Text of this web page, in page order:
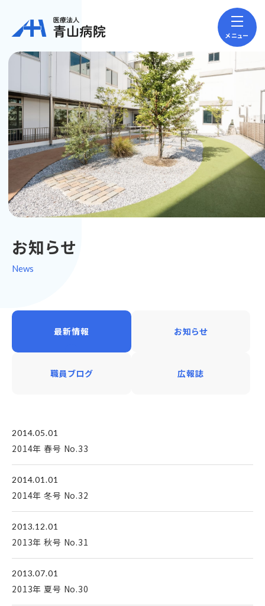
メニュー
お知らせ
News
最新情報 お知らせ
職員ブログ 広報誌
2014.05.01
2014年 春号 No.33
2014.01.01
2014年 冬号 No.32
2013.12.01
2013年 秋号 No.31
2013.07.01
2013年 夏号 No.30